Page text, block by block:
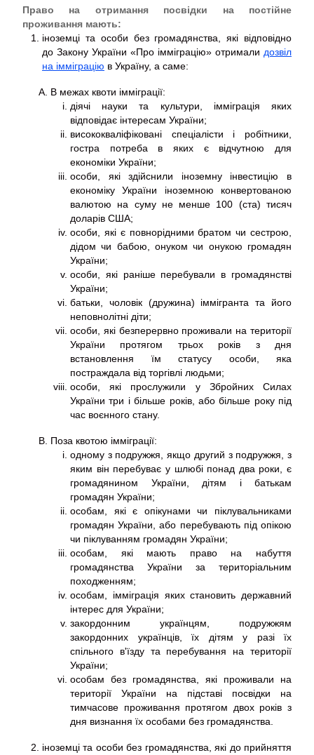
Право на отримання посвідки на постійне
проживання мають:
іноземці та особи без громадянства, які відповідно
до Закону України «Про імміграцію» отримали дозвіл
на імміграцію в Україну, а саме:
В межах квоти імміграції:
діячі науки та культури, імміграція яких
відповідає інтересам України;
висококваліфіковані спеціалісти і робітники,
гостра потреба в яких є відчутною для
економіки України;
особи, які здійснили іноземну інвестицію в
економіку України іноземною конвертованою
валютою на суму не менше 100 (ста) тисяч
доларів США;
особи, які є повнорідними братом чи сестрою,
дідом чи бабою, онуком чи онукою громадян
України;
особи, які раніше перебували в громадянстві
України;
батьки, чоловік (дружина) іммігранта та його
неповнолітні діти;
особи, які безперервно проживали на території
України протягом трьох років з дня
встановлення їм статусу особи, яка
постраждала від торгівлі людьми;
особи, які прослужили у Збройних Силах
України три і більше років, або більше року під
час воєнного стану.
Поза квотою імміграції:
одному з подружжя, якщо другий з подружжя, з
яким він перебуває у шлюбі понад два роки, є
громадянином України, дітям і батькам
громадян України;
особам, які є опікунами чи піклувальниками
громадян України, або перебувають під опікою
чи піклуванням громадян України;
особам, які мають право на набуття
громадянства України за територіальним
походженням;
особам, імміграція яких становить державний
інтерес для України;
закордонним українцям, подружжям
закордонних українців, їх дітям у разі їх
спільного в'їзду та перебування на території
України;
особам без громадянства, які проживали на
території України на підставі посвідки на
тимчасове проживання протягом двох років з
дня визнання їх особами без громадянства.
іноземці та особи без громадянства, які до прийняття